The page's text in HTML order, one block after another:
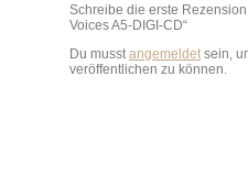
Schreibe die erste Rezension
Voices A5-DIGI-CD“
Du musstangemeldetsein,
veröffentlichen zu können.